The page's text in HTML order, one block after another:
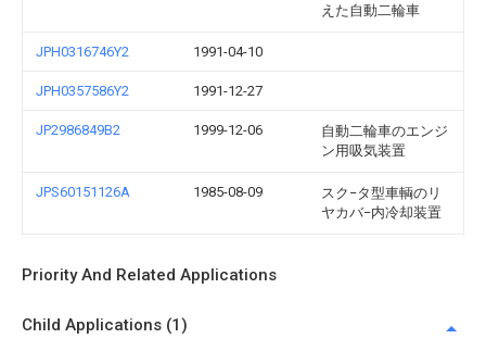
えた自動二輪車
JPH0316746Y2 1991-04-10
JPH0357586Y2 1991-12-27
JP2986849B2 1999-12-06
自動二輪車のエンジ
ン用吸気装置
JPS60151126A 1985-08-09
スク−タ型車輌のリ
ヤカバ−内冷却装置
Priority And Related Applications
Child Applications (1)